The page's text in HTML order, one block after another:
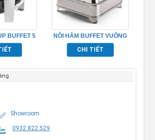
BUFFET 5
NỒI HÂM BUFFET VUÔNG
NẮP KÍNH TP697009
CHI TIẾT
Showroom
0932.822.529